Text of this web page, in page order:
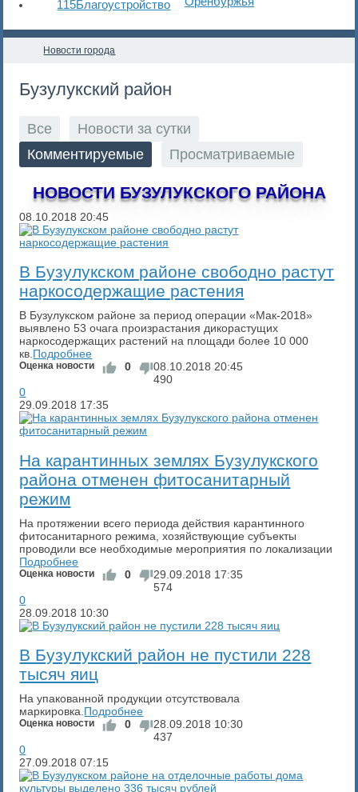
115Благоустройство
Новости города
Бузулукский район
Все
Новости за сутки
Комментируемые
Просматриваемые
НОВОСТИ БУЗУЛУКСКОГО РАЙОНА
08.10.2018 20:45
В Бузулукском районе свободно растут
наркосодержащие растения‍
В Бузулукском районе за период операции «Мак-2018»
выявлено 53 очага произрастания дикорастущих
наркосодержащих растений на площади более 10 000
кв.Подробнее
Оценка новости 0 08.10.2018 20:45
490
0
29.09.2018 17:35
На карантинных землях Бузулукского
района отменен фитосанитарный
режим
На протяжении всего периода действия карантинного
фитосанитарного режима, хозяйствующие субъекты
проводили все необходимые мероприятия по локализации
Подробнее
Оценка новости 0 29.09.2018 17:35
574
0
28.09.2018 10:30
В Бузулукский район не пустили 228
тысяч яиц
На упакованной продукции отсутствовала
маркировка.Подробнее
Оценка новости 0 28.09.2018 10:30
437
0
27.09.2018 07:15